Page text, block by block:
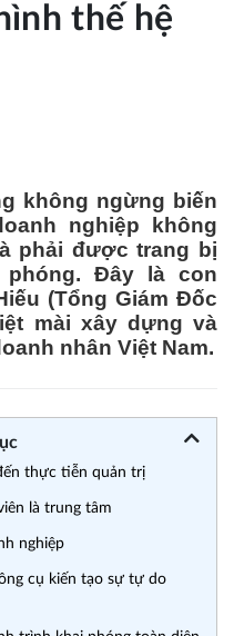
thế hệ
không ngừng biến
nghiệp không
phải được trang bị
Đây là con
(Tổng Giám Đốc
mài xây dựng và
nhân Việt Nam.
thực tiễn quản trị
là trung tâm
nghiệp
cụ kiến tạo sự tự do